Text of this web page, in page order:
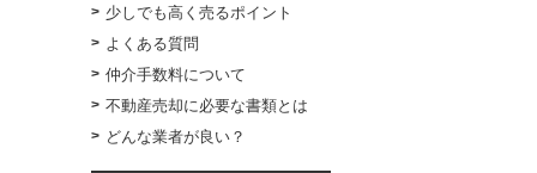
少しでも高く売るポイント
よくある質問
仲介手数料について
不動産売却に必要な書類とは
どんな業者が良い？